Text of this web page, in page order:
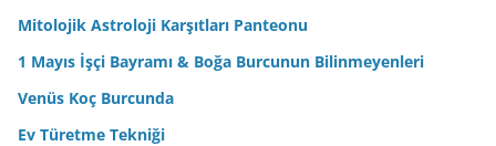
Mitolojik Astroloji Karşıtları Panteonu
1 Mayıs İşçi Bayramı & Boğa Burcunun Bilinmeyenleri
Venüs Koç Burcunda
Ev Türetme Tekniği